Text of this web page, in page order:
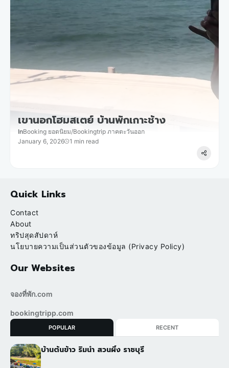
เขานอกโฮมสเตย์ บ้านพักเกาะช้าง
InBooking ยอดนิยม/Bookingtrip ภาคตะวันออก
January 6, 2026
1 min read
Quick Links
Contact
About
ทริปสุดสัปดาห์
นโยบายความเป็นส่วนตัวของข้อมูล (Privacy Policy)
Our Websites
จองที่พัก.com
bookingtripp.com
POPULAR RECENT
บ้านต้นข้าว ริมน้ำ สวนผึ้ง ราชบุรี